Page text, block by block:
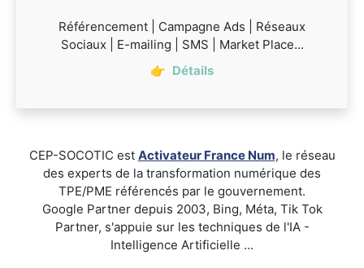
Référencement | Campagne Ads | Réseaux
Sociaux | E-mailing | SMS | Market Place...
👉 Détails
CEP-SOCOTIC est Activateur France Num, le réseau
des experts de la transformation numérique des
TPE/PME référencés par le gouvernement.
Google Partner depuis 2003, Bing, Méta, Tik Tok
Partner, s'appuie sur les techniques de l'IA -
Intelligence Artificielle ...